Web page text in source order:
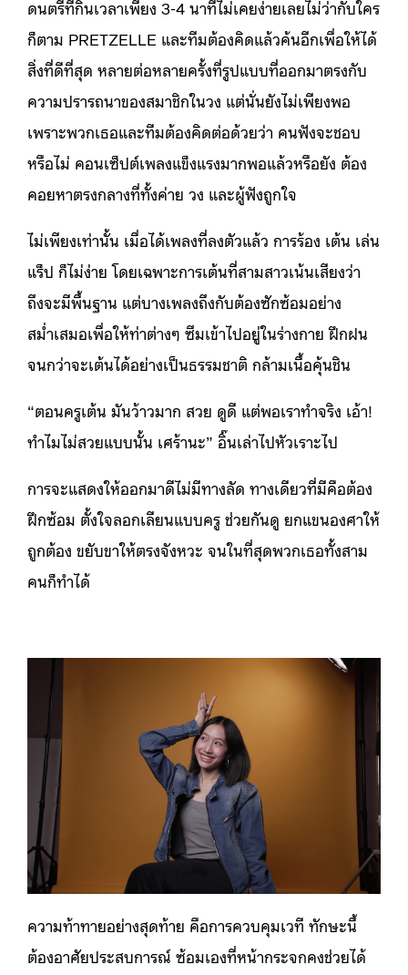
ดนตรีที่กินเวลาเพียง 3-4 นาทีไม่เคยง่ายเลยไม่ว่ากับใคร
ก็ตาม PRETZELLE และทีมต้องคิดแล้วค้นอีกเพื่อให้ได้
สิ่งที่ดีที่สุด หลายต่อหลายครั้งที่รูปแบบที่ออกมาตรงกับ
ความปรารถนาของสมาชิกในวง แต่นั่นยังไม่เพียงพอ
เพราะพวกเธอและทีมต้องคิดต่อด้วยว่า คนฟังจะชอบ
หรือไม่ คอนเซ็ปต์เพลงแข็งแรงมากพอแล้วหรือยัง ต้อง
คอยหาตรงกลางที่ทั้งค่าย วง และผู้ฟังถูกใจ
ไม่เพียงเท่านั้น เมื่อได้เพลงที่ลงตัวแล้ว การร้อง เต้น เล่น
แร็ป ก็ไม่ง่าย โดยเฉพาะการเต้นที่สามสาวเน้นเสียงว่า
ถึงจะมีพื้นฐาน แต่บางเพลงถึงกับต้องซักซ้อมอย่าง
สม่ำเสมอเพื่อให้ท่าต่างๆ ซึมเข้าไปอยู่ในร่างกาย ฝึกฝน
จนกว่าจะเต้นได้อย่างเป็นธรรมชาติ กล้ามเนื้อคุ้นชิน
“ตอนครูเต้น มันว้าวมาก สวย ดูดี แต่พอเราทำจริง เอ้า!
ทำไมไม่สวยแบบนั้น เศร้านะ” อิ๊นเล่าไปหัวเราะไป
การจะแสดงให้ออกมาดีไม่มีทางลัด ทางเดียวที่มีคือต้อง
ฝึกซ้อม ตั้งใจลอกเลียนแบบครู ช่วยกันดู ยกแขนองศาให้
ถูกต้อง ขยับขาให้ตรงจังหวะ จนในที่สุดพวกเธอทั้งสาม
คนก็ทำได้
ความท้าทายอย่างสุดท้าย คือการควบคุมเวที ทักษะนี้
ต้องอาศัยประสบการณ์ ซ้อมเองที่หน้ากระจกคงช่วยได้